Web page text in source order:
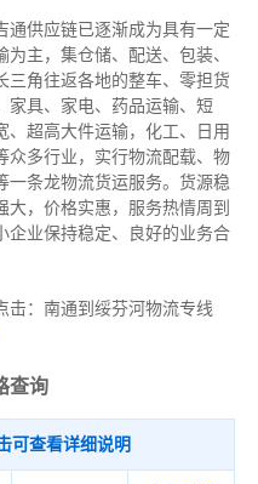
通供应链已逐渐成为具有一定
主，集仓储、配送、包装、
三角往返各地的整车、零担货
家具、家电、药品运输、短
、超高大件运输，化工、日用
众多行业，实行物流配载、物
一条龙物流货运服务。货源稳
，价格实惠，服务热情周到
企业保持稳定、良好的业务合
击：南通到绥芬河物流专线
查询
可查看详细说明